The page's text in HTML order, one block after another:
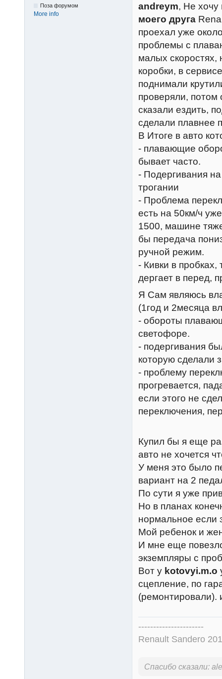
Поза форумом
More info
andreym, Не хочу
моего друга
проехал уже
проблемы с
малых
коробки, в
поднимали
проверяли, потом
сказали ездить,
сделали плавнее
В Итоге в авто
- плавающие
бывает часто.
- Подергивания
трогании
- Проблема
есть на 50км/ч
1500, машине
бы передача
ручной режим.
- Кивки в
дергает в перед,
Я Сам являюсь
(1год и 2месяца
- обороты
светофоре.
- подергивания
которую сделали
- проблему
прогревается,
если этого не
переключения,
Купил бы я еще
авто не хочется
У меня это было
вариант на 2
По сути я уже
Но в планах
нормальное если
Мой ребенок и
И мне еще
экземпляры с
Вот у kotovyi.m.o
сцепление, по
(ремонтировали).
----------------------
Renault Sandero
Спасибо сказали: